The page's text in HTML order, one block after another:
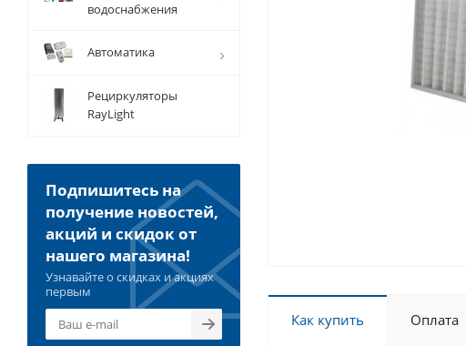
Как купить Оплата
водоснабжения
Автоматика
Рециркуляторы
RayLight
Подпишитесь на
получение новостей,
акций и скидок от
нашего магазина!
Узнавайте о скидках и акциях
первым